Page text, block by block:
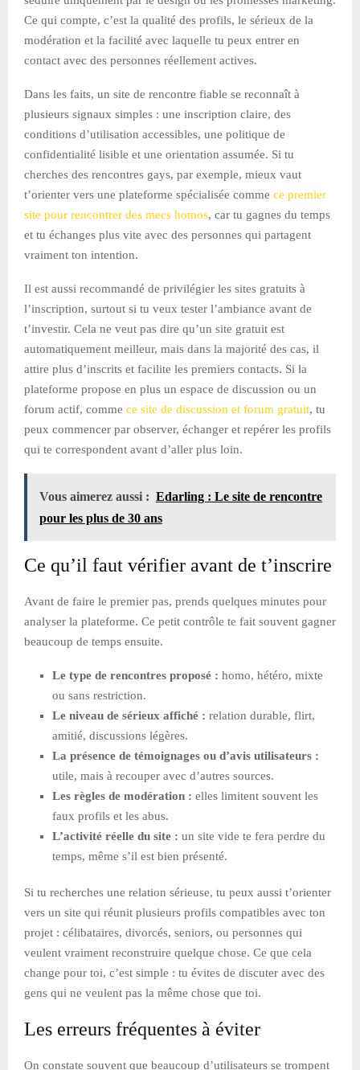
Ce qui compte, c’est la qualité des profils, le sérieux de la
modération et la facilité avec laquelle tu peux entrer en
contact avec des personnes réellement actives.
Dans les faits, un site de rencontre fiable se reconnaît à
plusieurs signaux simples : une inscription claire, des
conditions d’utilisation accessibles, une politique de
confidentialité lisible et une orientation assumée. Si tu
cherches des rencontres gays, par exemple, mieux vaut
t’orienter vers une plateforme spécialisée comme ce premier
site pour rencontrer des mecs homos, car tu gagnes du temps
et tu échanges plus vite avec des personnes qui partagent
vraiment ton intention.
Il est aussi recommandé de privilégier les sites gratuits à
l’inscription, surtout si tu veux tester l’ambiance avant de
t’investir. Cela ne veut pas dire qu’un site gratuit est
automatiquement meilleur, mais dans la majorité des cas, il
attire plus d’inscrits et facilite les premiers contacts. Si la
plateforme propose en plus un espace de discussion ou un
forum actif, comme ce site de discussion et forum gratuit, tu
peux commencer par observer, échanger et repérer les profils
qui te correspondent avant d’aller plus loin.
Vous aimerez aussi : Edarling : Le site de rencontre
pour les plus de 30 ans
Ce qu’il faut vérifier avant de t’inscrire
Avant de faire le premier pas, prends quelques minutes pour
analyser la plateforme. Ce petit contrôle te fait souvent gagner
beaucoup de temps ensuite.
Le type de rencontres proposé : homo, hétéro, mixte
ou sans restriction.
Le niveau de sérieux affiché : relation durable, flirt,
amitié, discussions légères.
La présence de témoignages ou d’avis utilisateurs :
utile, mais à recouper avec d’autres sources.
Les règles de modération : elles limitent souvent les
faux profils et les abus.
L’activité réelle du site : un site vide te fera perdre du
temps, même s’il est bien présenté.
Si tu recherches une relation sérieuse, tu peux aussi t’orienter
vers un site qui réunit plusieurs profils compatibles avec ton
projet : célibataires, divorcés, seniors, ou personnes qui
veulent vraiment reconstruire quelque chose. Ce que cela
change pour toi, c’est simple : tu évites de discuter avec des
gens qui ne veulent pas la même chose que toi.
Les erreurs fréquentes à éviter
On constate souvent que beaucoup d’utilisateurs se trompent